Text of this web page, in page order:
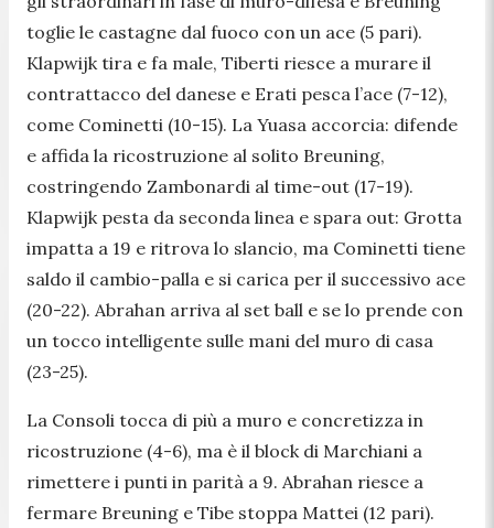
toglie le castagne dal fuoco con un ace (5 pari).
Klapwijk tira e fa male, Tiberti riesce a murare il
contrattacco del danese e Erati pesca l’ace (7-12),
come Cominetti (10-15). La Yuasa accorcia: difende
e affida la ricostruzione al solito Breuning,
costringendo Zambonardi al time-out (17-19).
Klapwijk pesta da seconda linea e spara out: Grotta
impatta a 19 e ritrova lo slancio, ma Cominetti tiene
saldo il cambio-palla e si carica per il successivo ace
(20-22). Abrahan arriva al set ball e se lo prende con
un tocco intelligente sulle mani del muro di casa
(23-25).
La Consoli tocca di più a muro e concretizza in
ricostruzione (4-6), ma è il block di Marchiani a
rimettere i punti in parità a 9. Abrahan riesce a
fermare Breuning e Tibe stoppa Mattei (12 pari).